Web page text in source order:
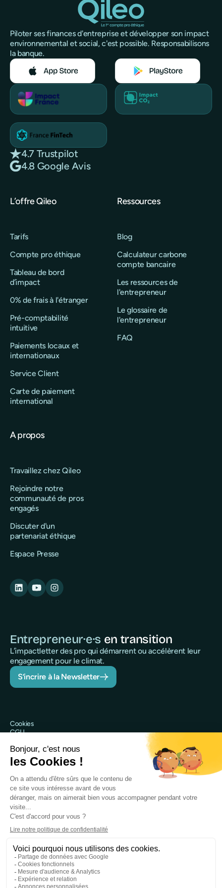
vos finances.
Piloter ses finances d'entreprise et développer son impact
environnemental et social, c'est possible. Responsabilisons
la banque.
4.7 Trustpilot
4.8 Google Avis
L’offre Qileo
Tarifs
Compte pro éthique
Tableau de bord
d’impact
0% de frais à l'étranger
Pré-comptabilité
intuitive
Paiements locaux et
internationaux
Service Client
Carte de paiement
international
Ressources
Blog
Calculateur carbone
compte bancaire
Les ressources de
l'entrepreneur
Le glossaire de
l'entrepreneur
FAQ
A propos
Travaillez chez Qileo
Rejoindre notre
communauté de pros
engagés
Discuter d'un
partenariat éthique
Espace Presse
Entrepreneur·e·s en transition
L’impactletter des pro qui démarrent ou accélèrent leur
engagement pour le climat.
S’incrire à la Newsletter
@Qileo 2025
Site web réalisé par Digidop
Cookies
CGU
Sécurité
Mentions légales
Qileo est le nom commercial de Qileo SAS, société par actions
403 et ayant son siège social au 120 rue Jean Jaurès, 92300
Levallois-Perret.
Qileo SAS fournit des services sous le statut d’agent prestataire de
services de paiement de PPS EU SA établissement de monnaie
électronique agréé par la Banque Nationale de Belgique sous le